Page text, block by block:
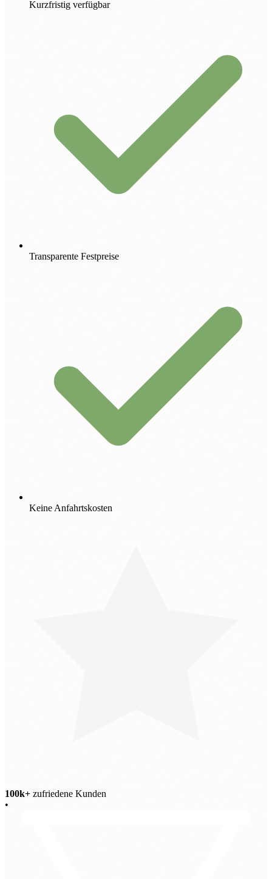
Kurzfristig verfügbar
Transparente Festpreise
Keine Anfahrtskosten
100k+ zufriedene Kunden
•